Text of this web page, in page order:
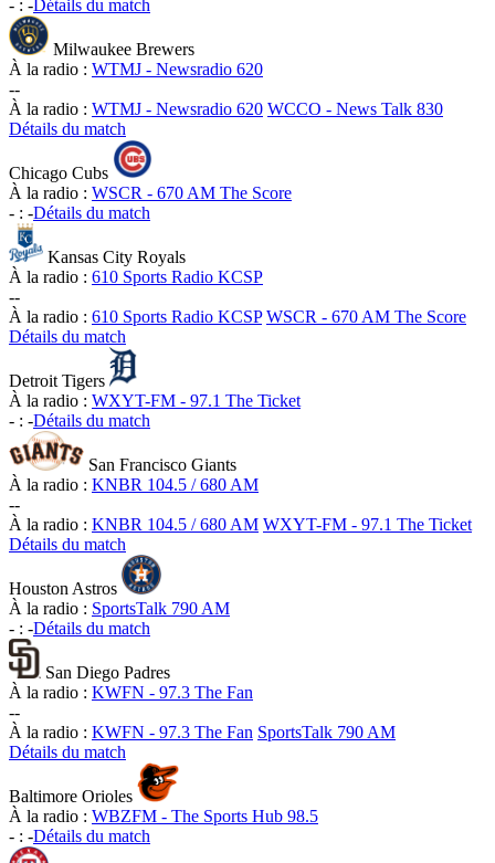
- : - Détails du match
Milwaukee Brewers
À la radio : WTMJ - Newsradio 620
--
À la radio : WTMJ - Newsradio 620 WCCO - News Talk 830
Détails du match
Chicago Cubs
À la radio : WSCR - 670 AM The Score
- : -Détails du match
Kansas City Royals
À la radio : 610 Sports Radio KCSP
--
À la radio : 610 Sports Radio KCSP WSCR - 670 AM The Score
Détails du match
Detroit Tigers
À la radio : WXYT-FM - 97.1 The Ticket
- : -Détails du match
San Francisco Giants
À la radio : KNBR 104.5 / 680 AM
--
À la radio : KNBR 104.5 / 680 AM WXYT-FM - 97.1 The Ticket
Détails du match
Houston Astros
À la radio : SportsTalk 790 AM
- : -Détails du match
San Diego Padres
À la radio : KWFN - 97.3 The Fan
--
À la radio : KWFN - 97.3 The Fan SportsTalk 790 AM
Détails du match
Baltimore Orioles
À la radio : WBZFM - The Sports Hub 98.5
- : -Détails du match